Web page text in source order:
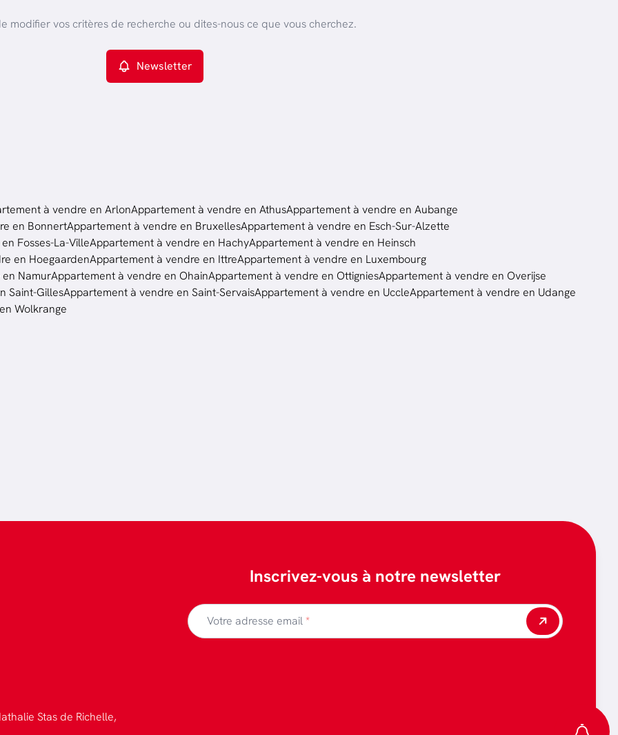
modifier vos critères de recherche ou dites-nous ce que vous cherchez.
Newsletter
à vendre en ArlonAppartement à vendre en AthusAppartement à vendre en Aubange
en BonnertAppartement à vendre en BruxellesAppartement à vendre en Esch-Sur-Alzette
Fosses-La-VilleAppartement à vendre en HachyAppartement à vendre en Heinsch
en HoegaardenAppartement à vendre en IttreAppartement à vendre en Luxembourg
NamurAppartement à vendre en OhainAppartement à vendre en OttigniesAppartement à vendre en Overijse
Saint-GillesAppartement à vendre en Saint-ServaisAppartement à vendre en UccleAppartement à vendre en Udange
Wolkrange
Stas de Richelle,
Inscrivez-vous à notre newsletter
Votre adresse email*